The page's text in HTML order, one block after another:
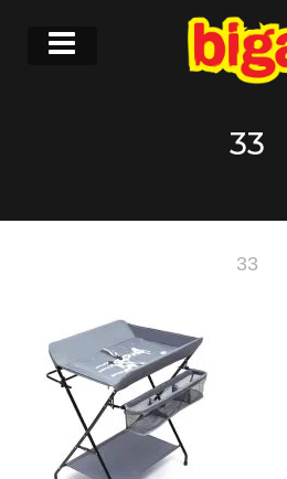
33
33